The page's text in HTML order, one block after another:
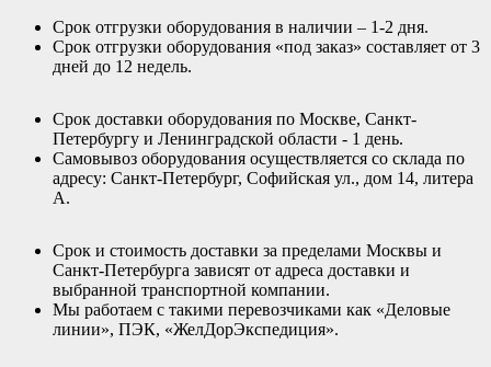
Срок отгрузки оборудования в наличии – 1-2 дня.
Срок отгрузки оборудования «под заказ» составляет от 3
дней до 12 недель.
Срок доставки оборудования по Москве, Санкт-
Петербургу и Ленинградской области - 1 день.
Самовывоз оборудования осуществляется со склада по
адресу: Санкт-Петербург, Софийская ул., дом 14, литера
А.
Срок и стоимость доставки за пределами Москвы и
Санкт-Петербурга зависят от адреса доставки и
выбранной транспортной компании.
Мы работаем с такими перевозчиками как «Деловые
линии», ПЭК, «ЖелДорЭкспедиция».